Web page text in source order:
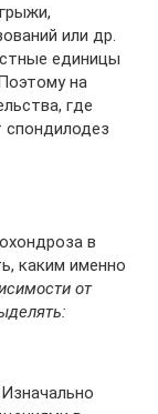
или др.
единицы
на
где
спондилодез
в
каким именно
от